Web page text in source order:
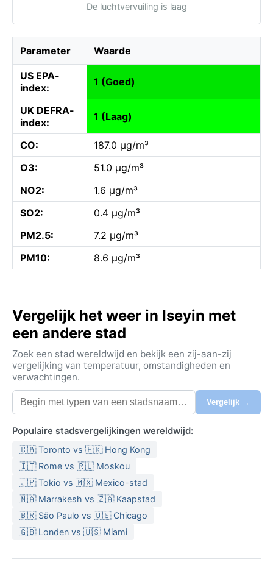
De luchtvervuiling is laag
Parameter Waarde
US EPA-
index:
1 (Goed)
UK DEFRA-
index:
1 (Laag)
CO:
187.0 µg/m³
O3:
51.0 µg/m³
NO2:
1.6 µg/m³
SO2:
0.4 µg/m³
PM2.5:
7.2 µg/m³
PM10:
8.6 µg/m³
Vergelijk het weer in Iseyin met
een andere stad
Zoek een stad wereldwijd en bekijk een zij-aan-zij
vergelijking van temperatuur, omstandigheden en
verwachtingen.
Vergelijk →
Populaire stadsvergelijkingen wereldwijd:
🇨🇦 Toronto vs 🇭🇰 Hong Kong
🇮🇹 Rome vs 🇷🇺 Moskou
🇯🇵 Tokio vs 🇲🇽 Mexico-stad
🇲🇦 Marrakesh vs 🇿🇦 Kaapstad
🇧🇷 São Paulo vs 🇺🇸 Chicago
🇬🇧 Londen vs 🇺🇸 Miami